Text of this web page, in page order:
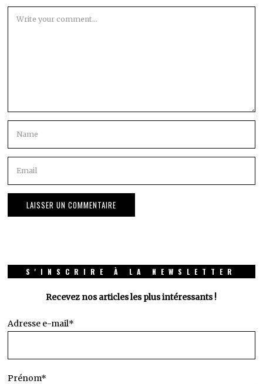
S'INSCRIRE À LA NEWSLETTER
Recevez nos articles les plus intéressants !
Adresse e-mail*
Prénom*